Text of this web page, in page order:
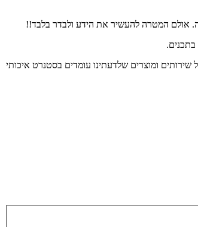
אולם המטרה להעשיר את הידע ולבדר בלבד!!
ומוצרים שלדעתינו עומדים בסטנרט איכותי